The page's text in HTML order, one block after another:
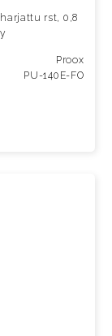
rst, 0,8
Proox
PU-140E-FO